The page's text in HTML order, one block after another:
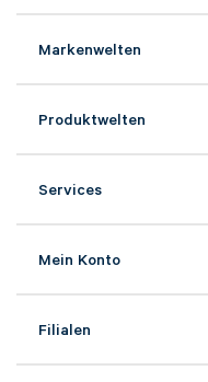
Markenwelten
Produktwelten
Services
Mein Konto
Filialen